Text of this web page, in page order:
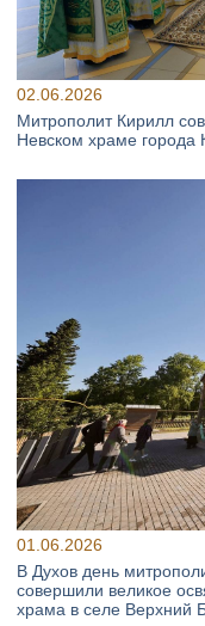
02.06.2026
Митрополит Кирилл
Невском храме города
01.06.2026
В Духов день
совершили великое
храма в селе Верхний